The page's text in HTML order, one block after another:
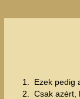
1.
Ezek pedig
2.
Csak azért,